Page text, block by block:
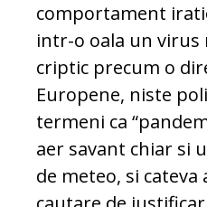
comportament
intr-o oala un virus
criptic precum o
Europene, niste
termeni ca
aer savant chiar si
de meteo, si cateva